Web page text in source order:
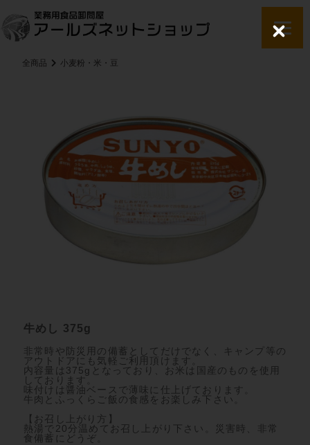
全商品 小麦粉・米・豆
牛めし 375g
非常時や防災用の備蓄としてだけでなく、キャンプ等の
アウトドアにも気軽ご利用頂けます。
内容量は375gとなっており、お米は国産のものを使用
しております。
味付けは醤油ベースで薄味に仕上げております。
牛肉とふっくらご飯の食感をお楽しみ下さい。
【お召し上がり方】
熱湯で20分温めてお召し上がり下さい。災害時、非常
食備蓄にどうぞ。
C
l